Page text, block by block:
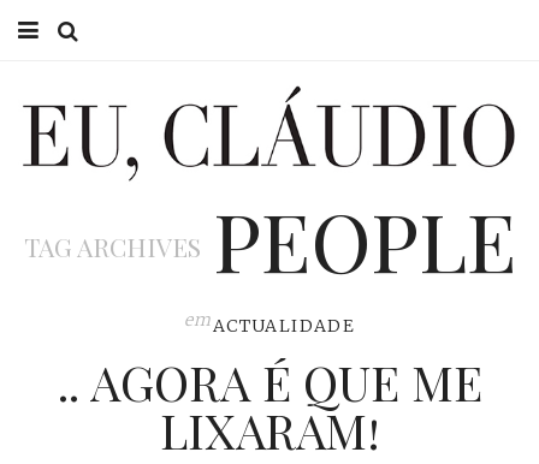
EU CLÁUDIO
EU NA TV
ACTUALIDADE
TAG ARCHIVES PEOPLE
emACTUALIDADE
.. AGORA É QUE ME
LIXARAM!